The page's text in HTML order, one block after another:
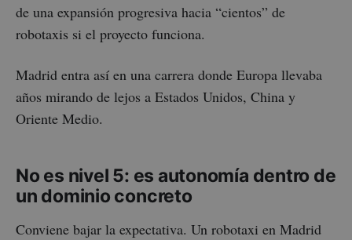
de una expansión progresiva hacia “cientos” de
robotaxis si el proyecto funciona.
Madrid entra así en una carrera donde Europa llevaba
años mirando de lejos a Estados Unidos, China y
Oriente Medio.
No es nivel 5: es autonomía dentro de
un dominio concreto
Conviene bajar la expectativa. Un robotaxi en Madrid